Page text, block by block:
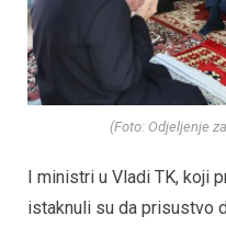
(Foto: Odjeljenje
I ministri u Vladi TK, koji
istaknuli su da prisustvo